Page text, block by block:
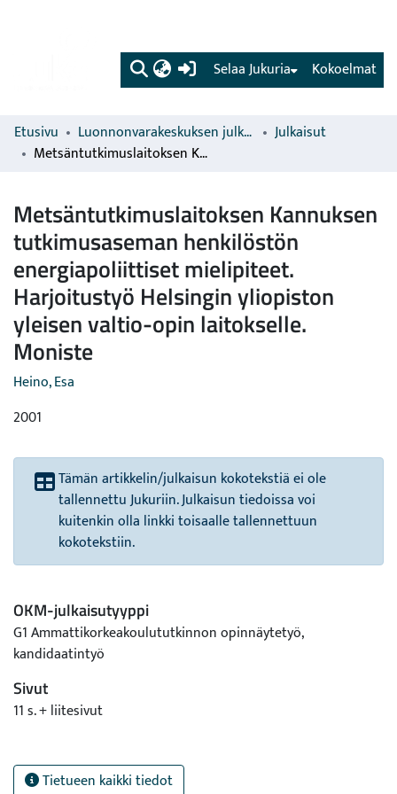
(current) Kokoelmat
Selaa Jukuria
Etusivu Luonnonvarakeskuksen julkaisut
Julkaisut
Metsäntutkimuslaitoksen Kannuksen tutkimusaseman henkilöstön energiapoliittiset mielipiteet. Harjoitustyö Helsingin yliopiston yleisen valtio-opin laitokselle. Moniste
Metsäntutkimuslaitoksen Kannuksen
tutkimusaseman henkilöstön
energiapoliittiset mielipiteet.
Harjoitustyö Helsingin yliopiston
yleisen valtio-opin laitokselle.
Moniste
Heino, Esa
2001
Tämän artikkelin/julkaisun kokotekstiä ei ole
tallennettu Jukuriin. Julkaisun tiedoissa voi
kuitenkin olla linkki toisaalle tallennettuun
kokotekstiin.
OKM-julkaisutyyppi
G1 Ammattikorkeakoulututkinnon opinnäytetyö,
kandidaatintyö
Sivut
11 s. + liitesivut
Tietueen kaikki tiedot